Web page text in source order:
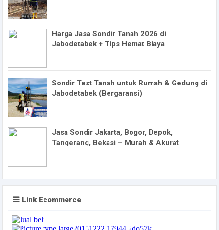
Harga Jasa Sondir Tanah 2026 di
Jabodetabek + Tips Hemat Biaya
Sondir Test Tanah untuk Rumah & Gedung di
Jabodetabek (Bergaransi)
Jasa Sondir Jakarta, Bogor, Depok,
Tangerang, Bekasi – Murah & Akurat
Link Ecommerce